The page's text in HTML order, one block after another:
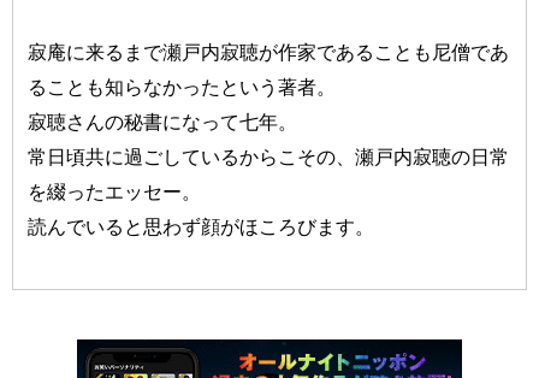
寂庵に来るまで瀬戸内寂聴が作家であることも尼僧であ
ることも知らなかったという著者。
寂聴さんの秘書になって七年。
常日頃共に過ごしているからこその、瀬戸内寂聴の日常
を綴ったエッセー。
読んでいると思わず顔がほころびます。